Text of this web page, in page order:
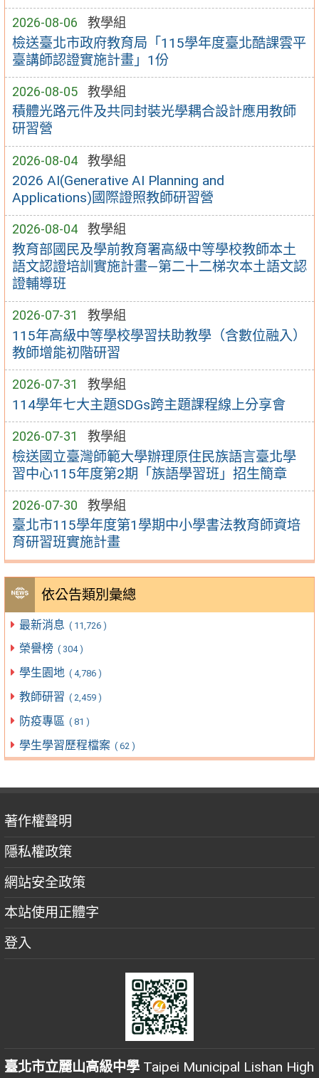
2026-08-06 教學組
檢送臺北市政府教育局「115學年度臺北酷課雲平
臺講師認證實施計畫」1份
2026-08-05 教學組
積體光路元件及共同封裝光學耦合設計應用教師
研習營
2026-08-04 教學組
2026 AI(Generative AI Planning and
Applications)國際證照教師研習營
2026-08-04 教學組
教育部國民及學前教育署高級中等學校教師本土
語文認證培訓實施計畫—第二十二梯次本土語文認
證輔導班
2026-07-31 教學組
115年高級中等學校學習扶助教學（含數位融入）
教師增能初階研習
2026-07-31 教學組
114學年七大主題SDGs跨主題課程線上分享會
2026-07-31 教學組
檢送國立臺灣師範大學辦理原住民族語言臺北學
習中心115年度第2期「族語學習班」招生簡章
2026-07-30 教學組
臺北市115學年度第1學期中小學書法教育師資培
育研習班實施計畫
依公告類別彙總
最新消息 ( 11,726 )
榮譽榜 ( 304 )
學生園地 ( 4,786 )
教師研習 ( 2,459 )
防疫專區 ( 81 )
學生學習歷程檔案 ( 62 )
著作權聲明
隱私權政策
網站安全政策
本站使用正體字
登入
臺北市立麗山高級中學 Taipei Municipal Lishan High